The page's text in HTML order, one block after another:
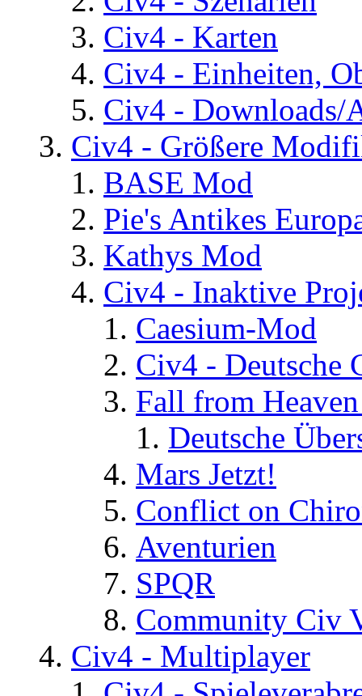
Civ4 - Karten
Civ4 - Einheiten,
Civ4 - Downloads/
Civ4 - Größere
BASE Mod
Pie's Antikes
Kathys Mod
Civ4 - Inaktive
Caesium-Mod
Civ4 - Deutsche
Fall from
Deutsche
Mars Jetzt!
Conflict on
Aventurien
SPQR
Community Civ
Civ4 - Multiplayer